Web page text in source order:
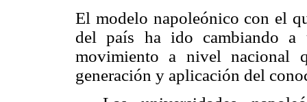
El modelo napoleónico con el
del país ha ido cambiando a
movimiento a nivel nacional
generación y aplicación del